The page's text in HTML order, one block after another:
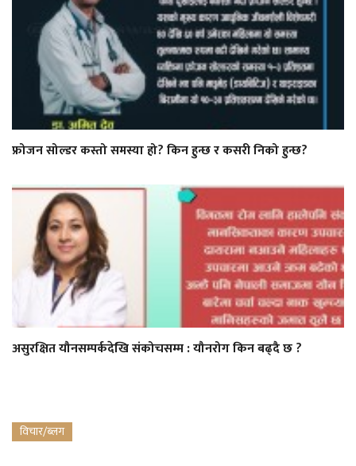
फ्रोजन सोल्डर कस्तो समस्या हो? किन हुन्छ र कसरी निको हुन्छ?
असुरक्षित यौनसम्पर्कदेखि संकोचसम्म : यौनरोग किन बढ्दै छ ?
विचार/ब्लग